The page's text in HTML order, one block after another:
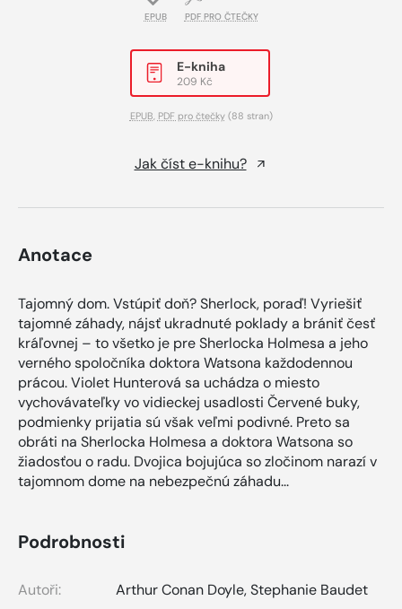
EPUB PDF PRO ČTEČKY
E-kniha
209 Kč
EPUB PDF pro čtečky(88 stran)
Jak číst e-knihu?
Anotace
Tajomný dom. Vstúpiť doň? Sherlock, poraď! Vyriešiť
tajomné záhady, nájsť ukradnuté poklady a brániť česť
kráľovnej – to všetko je pre Sherlocka Holmesa a jeho
verného spoločníka doktora Watsona každodennou
prácou. Violet Hunterová sa uchádza o miesto
vychovávateľky vo vidieckej usadlosti Červené buky,
podmienky prijatia sú však veľmi podivné. Preto sa
obráti na Sherlocka Holmesa a doktora Watsona so
žiadosťou o radu. Dvojica bojujúca so zločinom narazí v
tajomnom dome na nebezpečnú záhadu...
Podrobnosti
Autoři:
Arthur Conan Doyle, Stephanie Baudet